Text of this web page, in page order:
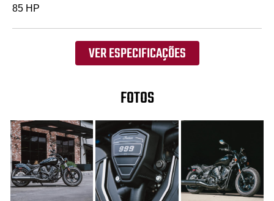
85 HP
VER ESPECIFICAÇÕES
FOTOS